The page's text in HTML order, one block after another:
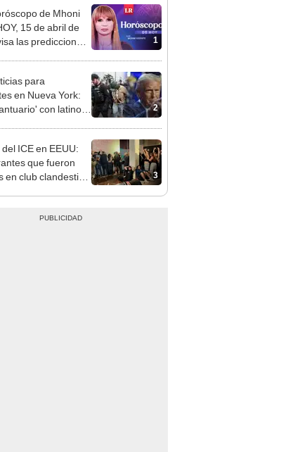
1
de Mhoni
15 de abril de
las predicciones
2
para
en Nueva York:
con latinos
3
ICE en EEUU:
que fueron
en club clandestino